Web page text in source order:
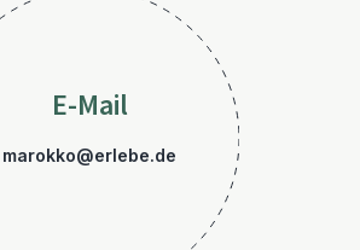
E-Mail
marokko@erlebe.de